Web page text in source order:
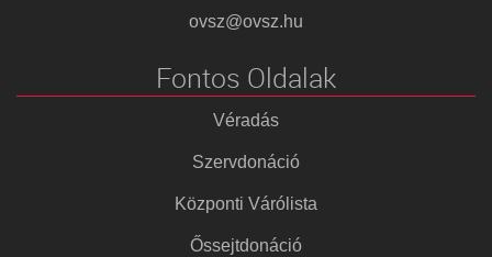
ovsz@ovsz.hu
Fontos Oldalak
Véradás
Szervdonáció
Központi Várólista
Őssejtdonáció